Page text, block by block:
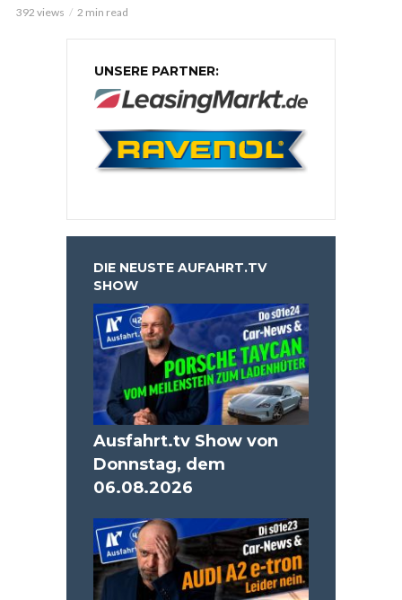
392 views 2 min read
UNSERE PARTNER:
DIE NEUSTE AUFAHRT.TV
SHOW
Ausfahrt.tv Show von
Donnstag, dem
06.08.2026